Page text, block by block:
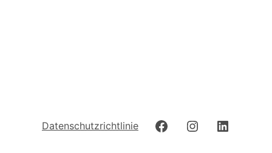
Datenschutzrichtlinie